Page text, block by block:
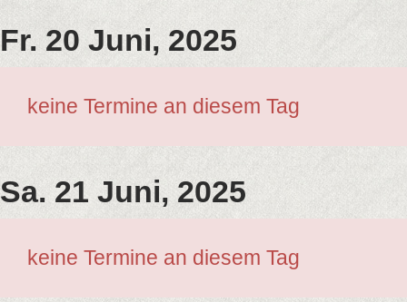
Fr. 20 Juni, 2025
keine Termine an diesem Tag
Sa. 21 Juni, 2025
keine Termine an diesem Tag